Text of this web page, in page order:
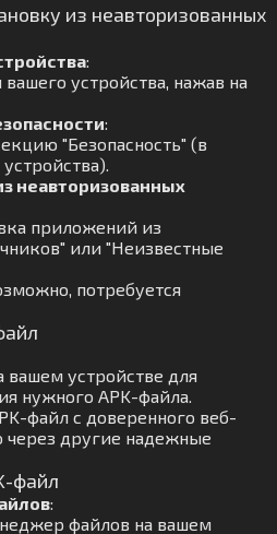
из неавторизованных
:
устройства, нажав на
:
"Безопасность" (в
неавторизованных
приложений из
или "Неизвестные
потребуется
вашем устройстве для
нужного APK-файла.
файл с доверенного веб-
через другие надежные
файл
:
файлов на вашем